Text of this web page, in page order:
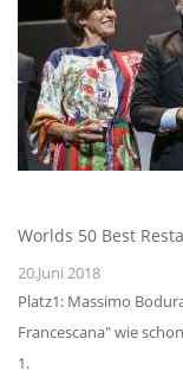
Worlds 50 Best
20.Juni 2018
Platz1: Massimo
Francescana" wie
1.